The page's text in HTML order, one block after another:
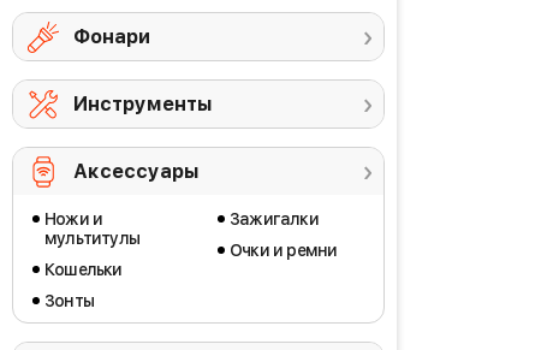
Фонари
Инструменты
Аксессуары
Ножи и
мультитулы
Кошельки
Зонты
Зажигалки
Очки и ремни